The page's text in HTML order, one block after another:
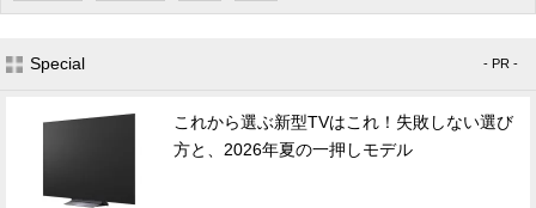
Special - PR -
これから選ぶ新型TVはこれ！失敗しない選び
方と、2026年夏の一押しモデル